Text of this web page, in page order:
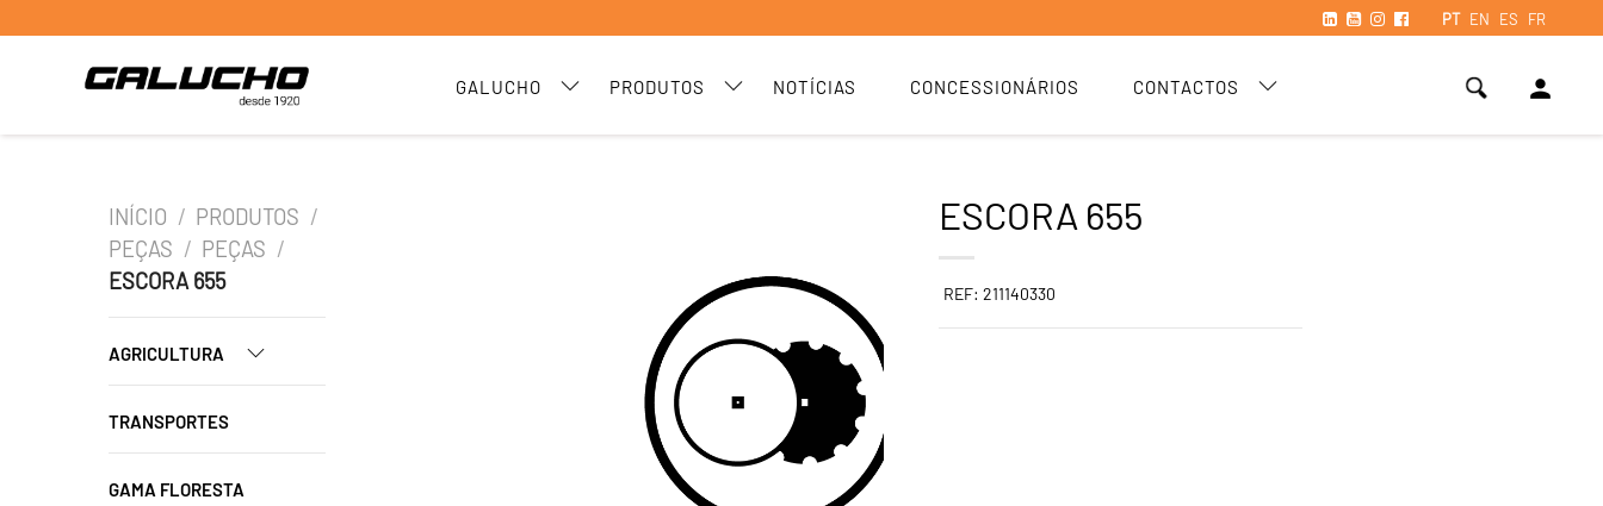
PT EN ES FR
GALUCHO PRODUTOS NOTÍCIAS CONCESSIONÁRIOS CONTACTOS person
INÍCIO / PRODUTOS /
PEÇAS / PEÇAS /
ESCORA 655
AGRICULTURA
TRANSPORTES
GAMA FLORESTA
ESCORA 655
REF: 211140330